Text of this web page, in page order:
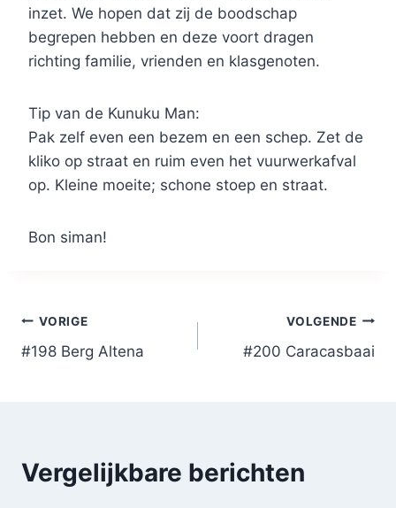
inzet. We hopen dat zij de boodschap
begrepen hebben en deze voort dragen
richting familie, vrienden en klasgenoten.
Tip van de Kunuku Man:
Pak zelf even een bezem en een schep. Zet de
kliko op straat en ruim even het vuurwerkafval
op. Kleine moeite; schone stoep en straat.
Bon siman!
Bericht
navigatie
VORIGE
#198 Berg Altena
VOLGENDE
#200 Caracasbaai
Vergelijkbare berichten